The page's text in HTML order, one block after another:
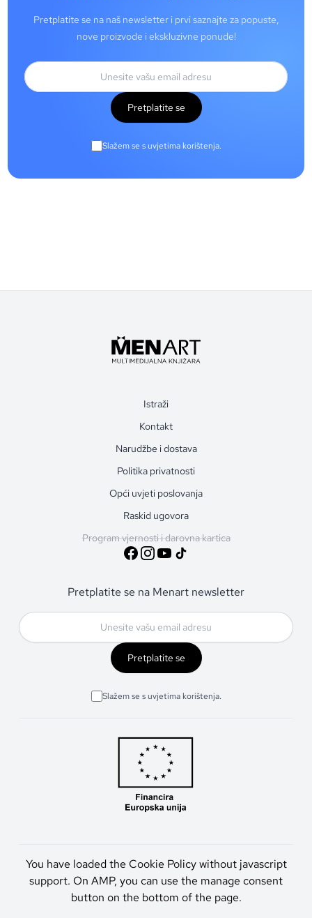
Pretplatite se na naš newsletter i prvi saznajte za popuste,
nove proizvode i ekskluzivne ponude!
Pretplatite se
Slažem se s uvjetima korištenja.
Istraži
Kontakt
Narudžbe i dostava
Politika privatnosti
Opći uvjeti poslovanja
Raskid ugovora
Program vjernosti i darovna kartica
Pretplatite se na Menart newsletter
Pretplatite se
Slažem se s uvjetima korištenja.
You have loaded the Cookie Policy without javascript
support. On AMP, you can use the manage consent
button on the bottom of the page.